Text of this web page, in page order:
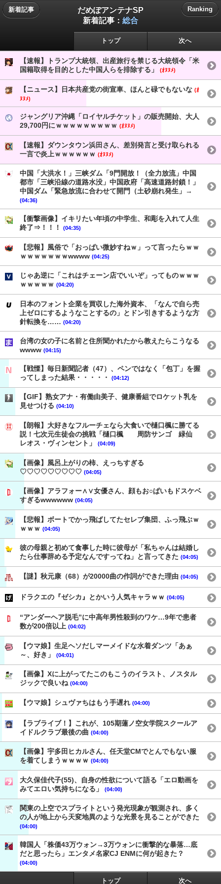
新着記事
だめぽアンテナSP
新着記事： 総合
Ranking
トップ 次へ
【速報】トランプ大統領、出産旅行を禁じる大統領令「米
国籍取得を目的とした中国人らを排除する」
(ｵﾇﾇﾒ)
【ニュース】日本共産党の街宣車、ほんと碌でもないな (ｵ
ﾇﾇﾒ)
ジャングリア沖縄「ロイヤルチケット」の販売開始、大人
29,700円にｗｗｗｗｗｗｗｗｗ (ｵﾇﾇﾒ)
【速報】ダウンタウン浜田さん、差別発言と受け取られる
一言で炎上ｗｗｗｗｗｗ (ｵﾇﾇﾒ)
中国「大洪水！」三峡ダム「9門開放！（全力放流」中国
都市「三峡沿線の道路水没」中国政府「高速道路封鎖！」
中国ダム「緊急放流に合わせて開門（土砂崩れ発生」→
(04:36)
【衝撃画像】イキリたい年頃の中学生、和彫を入れて人生
終了⇒！！！
(04:35)
【悲報】風俗で「おっぱい微妙すねｗ」って言ったらｗｗ
ｗｗｗｗｗｗｗwwww (04:25)
じゃあ逆に「これはチェーン店でいいぞ」ってものｗｗｗ
ｗｗｗｗｗ (04:20)
日本のフォント企業を買収した海外資本、「なんで自ら売
上ゼロにするようなことするの」とドン引きするような方
針転換を…… (04:20)
台湾の女の子に名前と住所聞かれたから教えたらこうなる
wwww (04:15)
【戦慄】毎日新聞記者（47）、ペンではなく「包丁」を握
ってしまった結果・・・・・
(04:12)
【GIF】熟女アナ・有働由美子、健康番組でロケット乳を
見せつける (04:10)
【朗報】大好きなフルーチェなら大食いで樋口楓に勝てる
説！七次元生徒会の挑戦「樋口楓 周防サンゴ 緑仙
レオス・ヴィンセント」
(04:09)
【画像】風呂上がりの柿、えっちすぎる
♡♡♡♡♡♡♡♡♡ (04:05)
【画像】アラフォー∧∨女優さん、顔もお○ぱいもドスケベ
すぎるwwwwww (04:05)
【悲報】ボートでかっ飛ばしてたセレブ集団、ふっ飛ぶｗ
ｗｗｗ (04:05)
彼の母親と初めて食事した時に彼母が「私ちゃんは結婚し
たら仕事辞める予定なんですってね」と言ってきた (04:05)
【謎】秋元康（68）が20000曲の作詞ができた理由 (04:05)
ドラクエの『ゼシカ』とかいう人気キャラｗｗ (04:05)
“アンダーヘア脱毛”に中高年男性殺到のワケ…9年で患者
数が200倍以上 (04:02)
【ウマ娘】生足ヘソだしマーメイドな水着ダンツ「あぁ
～、好き」
(04:01)
【画像】Xに上がってたこのもこうのイラスト、ノスタル
ジックで良いね (04:00)
【ウマ娘】シュヴァちはもう手遅れ (04:00)
【ラブライブ！】これが、105期蓮ノ空女学院スクールア
イドルクラブ最後の曲 (04:00)
【画像】宇多田ヒカルさん、任天堂CMでとんでもない服
を着てしまうｗｗｗｗ (04:00)
大久保佳代子(55)、自身の性欲について語る「エロ動画を
みてエロい気持ちになる」
(04:00)
関東の上空でスプライトという発光現象が観測され、多く
の人が地上から天変地異のような光景を見ることができた
(04:00)
韓国人「株価43万ウォン→3万ウォンに衝撃的な暴落…底
だと思ったら」エンタメ名家CJ ENMに何が起きた？
(04:00)
トップ 次へ